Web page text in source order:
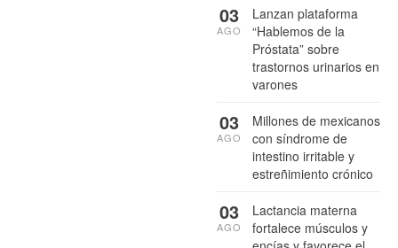
Lanzan plataforma
“Hablemos de la
Próstata” sobre
trastornos urinarios en
varones
03
AGO
Millones de mexicanos
con síndrome de
intestino irritable y
estreñimiento crónico
03
AGO
Lactancia materna
fortalece músculos y
03
AGO